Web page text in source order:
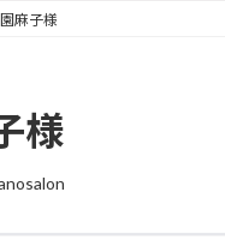
麻子様
様